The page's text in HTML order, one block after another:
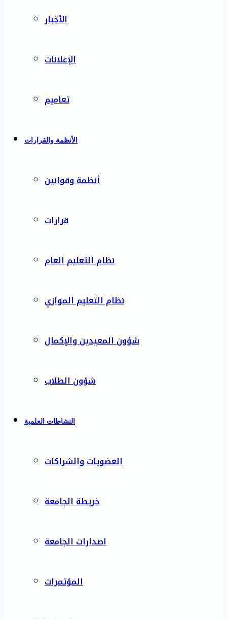
الأخبار
الإعلانات
تعاميم
الأنظمة والقرارات
أنظمة وقوانين
قرارات
نظام التعليم العام
نظام التعليم الموازي
شؤون المعيدين والإكمال
شؤون الطلاب
النشاطات العلمية
العضويات والشراكات
خريطة الجامعة
اصدارات الجامعة
المؤتمرات